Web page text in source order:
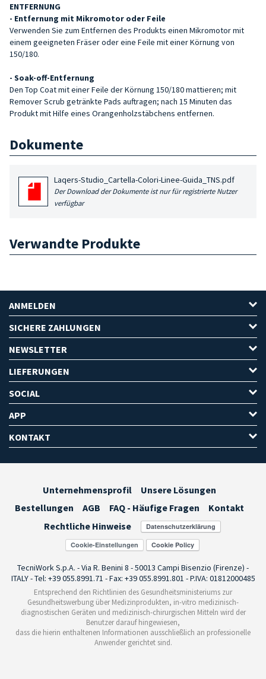
ENTFERNUNG
- Entfernung mit Mikromotor oder Feile
Verwenden Sie zum Entfernen des Produkts einen Mikromotor mit
einem geeigneten Fräser oder eine Feile mit einer Körnung von
150/180.
- Soak-off-Entfernung
Den Top Coat mit einer Feile der Körnung 150/180 mattieren; mit
Remover Scrub getränkte Pads auftragen; nach 15 Minuten das
Produkt mit Hilfe eines Orangenholzstäbchens entfernen.
Dokumente
Laqers-Studio_Cartella-Colori-Linee-Guida_TNS.pdf
Der Download der Dokumente ist nur für registrierte Nutzer
verfügbar
Verwandte Produkte
ANMELDEN
SICHERE ZAHLUNGEN
NEWSLETTER
LIEFERUNGEN
SOCIAL
APP
KONTAKT
Unternehmensprofil
Unsere Lösungen
Bestellungen
AGB FAQ - Häufige Fragen
Kontakt
Rechtliche Hinweise
Cookie-Einstellungen
TecniWork S.p.A. - Via R. Benini 8 - 50013 Campi Bisenzio (Firenze) -
ITALY - Tel: +39 055.8991.71 - Fax: +39 055.8991.801 - P.IVA: 01812000485
Entsprechend den Richtlinien des Gesundheitsministeriums zur
Gesundheitswerbung über Medizinprodukten, in-vitro medizinisch-
diagnostischen Geräten und medizinisch-chirurgischen Mitteln wird der
Benutzer darauf hingewiesen,
dass die hierin enthaltenen Informationen ausschließlich an professionelle
Anwender gerichtet sind.